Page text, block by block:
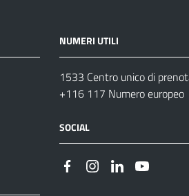
NUMERI UTILI
1533 Centro unico di
+116 117 Numero europeo
SOCIAL